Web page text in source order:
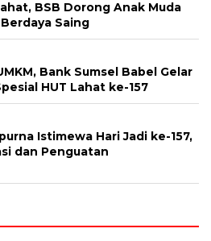
BSB Dorong Anak Muda
Saing
Bank Sumsel Babel Gelar
HUT Lahat ke-157
Istimewa Hari Jadi ke-157,
dan Penguatan